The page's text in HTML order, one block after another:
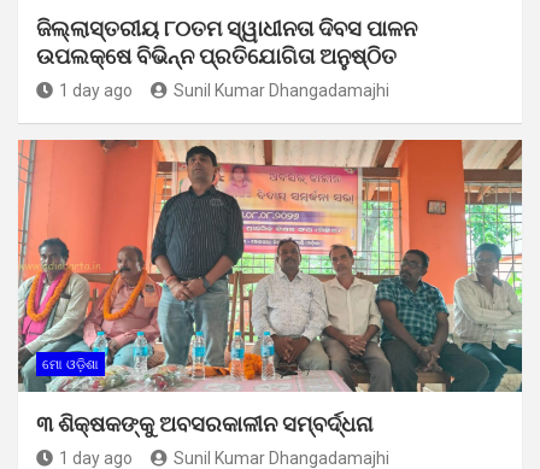
ଜିଲ୍ଲାସ୍ତରୀୟ ୮୦ତମ ସ୍ୱାଧୀନତା ଦିବସ ପାଳନ
ଉପଲକ୍ଷେ ବିଭିନ୍ନ ପ୍ରତିଯୋଗିତା ଅନୁଷ୍ଠିତ
1 day ago Sunil Kumar Dhangadamajhi
ମୋ ଓଡ଼ିଶା
୩ ଶିକ୍ଷକଙ୍କୁ ଅବସରକାଳୀନ ସମ୍ବର୍ଦ୍ଧନା
1 day ago Sunil Kumar Dhangadamajhi